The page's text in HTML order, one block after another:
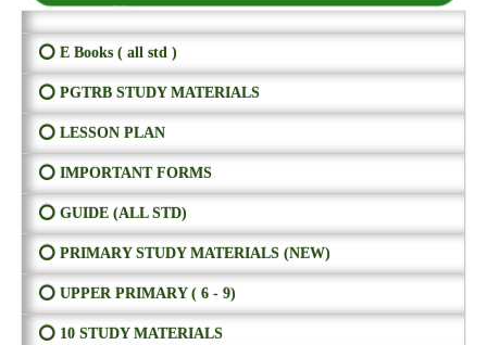
⭕ E Books ( all std )
⭕ PGTRB STUDY MATERIALS
⭕ LESSON PLAN
⭕ IMPORTANT FORMS
⭕ GUIDE (ALL STD)
⭕ PRIMARY STUDY MATERIALS (NEW)
⭕ UPPER PRIMARY ( 6 - 9)
⭕ 10 STUDY MATERIALS